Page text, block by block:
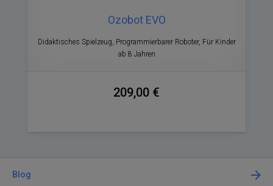
Ozobot EVO
Didaktisches Spielzeug, Programmierbarer Roboter, Für Kinder
ab 8 Jahren
209,00 €
Blog